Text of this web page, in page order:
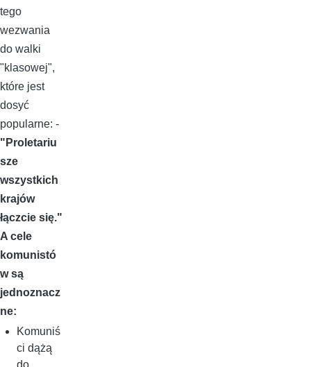
tego
wezwania
do walki
"klasowej",
które jest
dosyć
popularne: -
"Proletariu
sze
wszystkich
krajów
łączcie się."
A cele
komunistó
w są
jednoznacz
ne:
Komuniś
ci dążą
do